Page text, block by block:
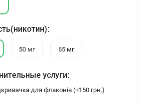
50 мг 65 мг
услуги:
для флаконів (+150 грн.)